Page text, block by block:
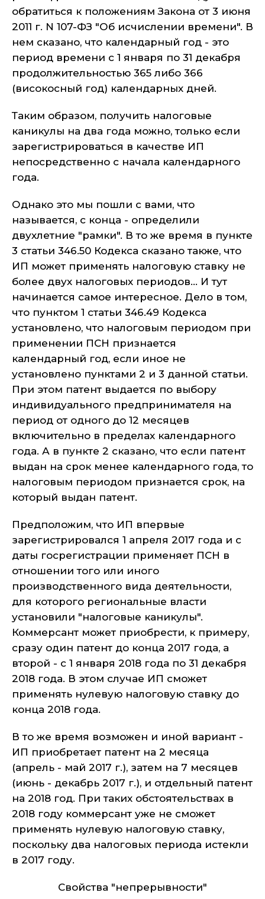
обратиться к положениям Закона от 3 июня
2011 г. N 107-ФЗ "Об исчислении времени". В
нем сказано, что календарный год - это
период времени с 1 января по 31 декабря
продолжительностью 365 либо 366
(високосный год) календарных дней.
Таким образом, получить налоговые
каникулы на два года можно, только если
зарегистрироваться в качестве ИП
непосредственно с начала календарного
года.
Однако это мы пошли с вами, что
называется, с конца - определили
двухлетние "рамки". В то же время в пункте
3 статьи 346.50 Кодекса сказано также, что
ИП может применять налоговую ставку не
более двух налоговых периодов... И тут
начинается самое интересное. Дело в том,
что пунктом 1 статьи 346.49 Кодекса
установлено, что налоговым периодом при
применении ПСН признается
календарный год, если иное не
установлено пунктами 2 и 3 данной статьи.
При этом патент выдается по выбору
индивидуального предпринимателя на
период от одного до 12 месяцев
включительно в пределах календарного
года. А в пункте 2 сказано, что если патент
выдан на срок менее календарного года, то
налоговым периодом признается срок, на
который выдан патент.
Предположим, что ИП впервые
зарегистрировался 1 апреля 2017 года и с
даты госрегистрации применяет ПСН в
отношении того или иного
производственного вида деятельности,
для которого региональные власти
установили "налоговые каникулы".
Коммерсант может приобрести, к примеру,
сразу один патент до конца 2017 года, а
второй - с 1 января 2018 года по 31 декабря
2018 года. В этом случае ИП сможет
применять нулевую налоговую ставку до
конца 2018 года.
В то же время возможен и иной вариант -
ИП приобретает патент на 2 месяца
(апрель - май 2017 г.), затем на 7 месяцев
(июнь - декабрь 2017 г.), и отдельный патент
на 2018 год. При таких обстоятельствах в
2018 году коммерсант уже не сможет
применять нулевую налоговую ставку,
поскольку два налоговых периода истекли
в 2017 году.
Свойства "непрерывности"